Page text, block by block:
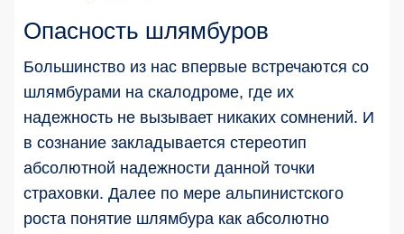
Опасность шлямбуров
Большинство из нас впервые встречаются со
шлямбурами на скалодроме, где их
надежность не вызывает никаких сомнений. И
в сознание закладывается стереотип
абсолютной надежности данной точки
страховки. Далее по мере альпинистского
роста понятие шлямбура как абсолютно